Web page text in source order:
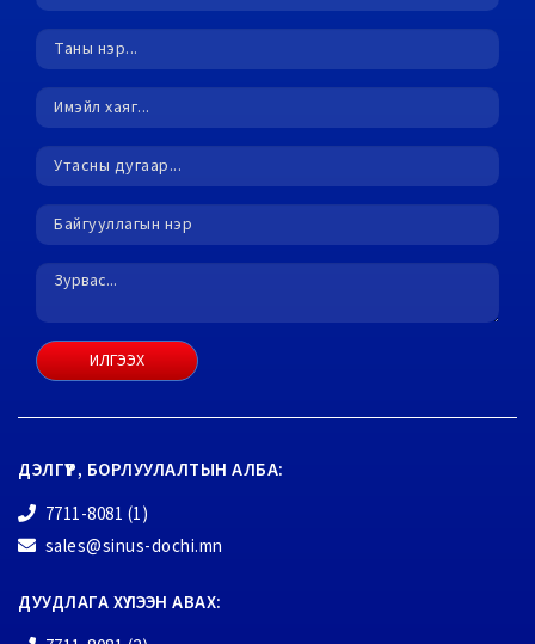
ИЛГЭЭХ
ДЭЛГҮҮР, БОРЛУУЛАЛТЫН АЛБА:
7711-8081 (1)
sales@sinus-dochi.mn
ДУУДЛАГА ХҮЛЭЭН АВАХ: